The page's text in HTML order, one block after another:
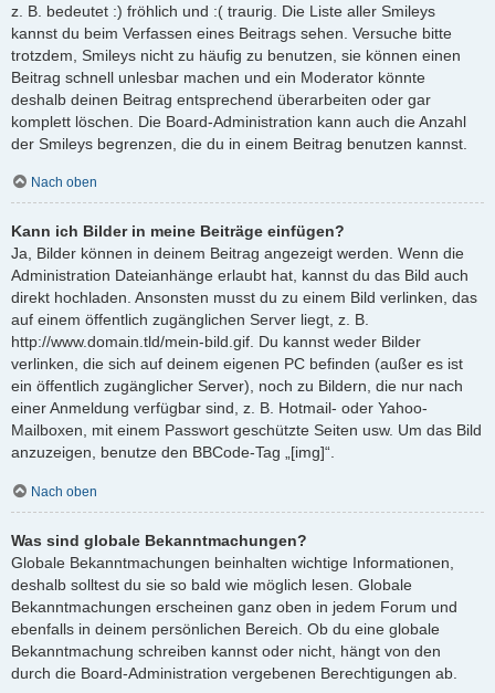
z. B. bedeutet :) fröhlich und :( traurig. Die Liste aller Smileys
kannst du beim Verfassen eines Beitrags sehen. Versuche bitte
trotzdem, Smileys nicht zu häufig zu benutzen, sie können einen
Beitrag schnell unlesbar machen und ein Moderator könnte
deshalb deinen Beitrag entsprechend überarbeiten oder gar
komplett löschen. Die Board-Administration kann auch die Anzahl
der Smileys begrenzen, die du in einem Beitrag benutzen kannst.
Nach oben
Kann ich Bilder in meine Beiträge einfügen?
Ja, Bilder können in deinem Beitrag angezeigt werden. Wenn die
Administration Dateianhänge erlaubt hat, kannst du das Bild auch
direkt hochladen. Ansonsten musst du zu einem Bild verlinken, das
auf einem öffentlich zugänglichen Server liegt, z. B.
http://www.domain.tld/mein-bild.gif. Du kannst weder Bilder
verlinken, die sich auf deinem eigenen PC befinden (außer es ist
ein öffentlich zugänglicher Server), noch zu Bildern, die nur nach
einer Anmeldung verfügbar sind, z. B. Hotmail- oder Yahoo-
Mailboxen, mit einem Passwort geschützte Seiten usw. Um das Bild
anzuzeigen, benutze den BBCode-Tag „[img]“.
Nach oben
Was sind globale Bekanntmachungen?
Globale Bekanntmachungen beinhalten wichtige Informationen,
deshalb solltest du sie so bald wie möglich lesen. Globale
Bekanntmachungen erscheinen ganz oben in jedem Forum und
ebenfalls in deinem persönlichen Bereich. Ob du eine globale
Bekanntmachung schreiben kannst oder nicht, hängt von den
durch die Board-Administration vergebenen Berechtigungen ab.